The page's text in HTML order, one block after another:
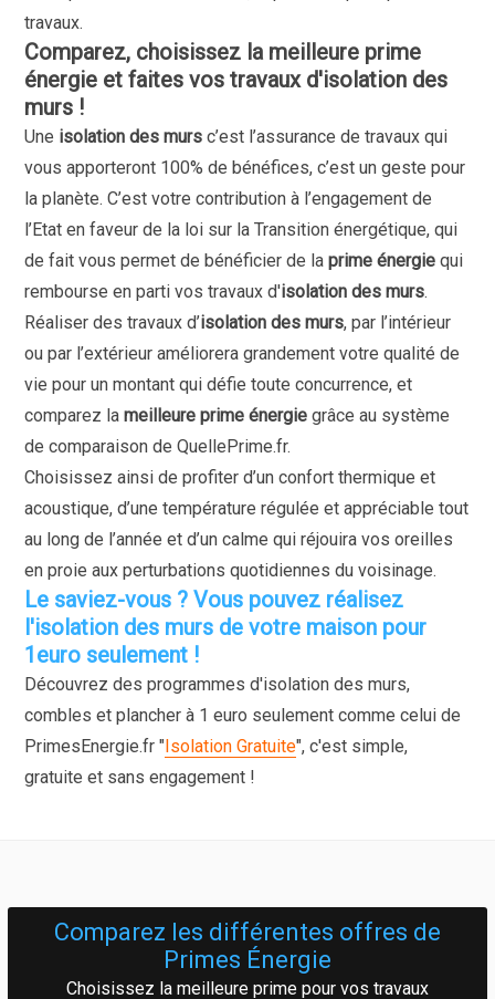
travaux.
Comparez, choisissez la meilleure prime
énergie et faites vos travaux d'isolation des
murs !
Une isolation des murs c’est l’assurance de travaux qui
vous apporteront 100% de bénéfices, c’est un geste pour
la planète. C’est votre contribution à l’engagement de
l’Etat en faveur de la loi sur la Transition énergétique, qui
de fait vous permet de bénéficier de laprime énergie qui
rembourse en parti vos travaux d'isolation des murs.
Réaliser des travaux d’isolation des murs, par l’intérieur
ou par l’extérieur améliorera grandement votre qualité de
vie pour un montant qui défie toute concurrence, et
comparez lameilleure prime énergie grâce au système
de comparaison de QuellePrime.fr.
Choisissez ainsi de profiter d’un confort thermique et
acoustique, d’une température régulée et appréciable tout
au long de l’année et d’un calme qui réjouira vos oreilles
en proie aux perturbations quotidiennes du voisinage.
Le saviez-vous ? Vous pouvez réalisez
l'isolation des murs de votre maison pour
1euro seulement !
Découvrez des programmes d'isolation des murs,
combles et plancher à 1 euro seulement comme celui de
PrimesEnergie.fr "Isolation Gratuite", c'est simple,
gratuite et sans engagement !
Comparez les différentes offres de
Primes Énergie
Choisissez la meilleure prime pour vos travaux